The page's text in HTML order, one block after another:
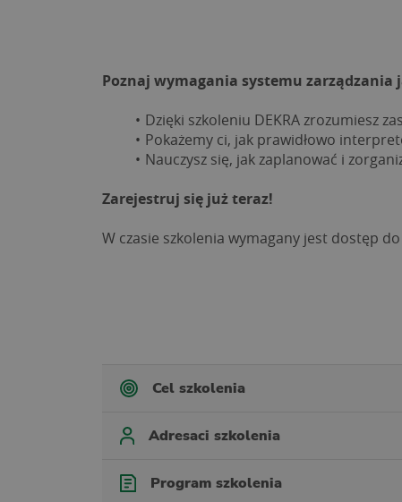
Poznaj wymagania systemu zarządzania
Dzięki szkoleniu DEKRA zrozumiesz
Pokażemy ci, jak prawidłowo
Nauczysz się, jak zaplanować i
Zarejestruj się już teraz!
W czasie szkolenia wymagany jest dostęp
Cel szkolenia
Adresaci szkolenia
Program szkolenia